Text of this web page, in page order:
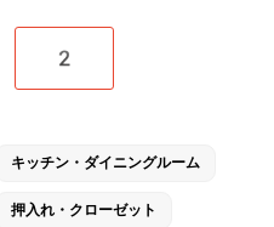
2
キッチン・ダイニングルーム
押入れ・クローゼット